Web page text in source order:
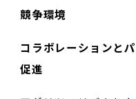
競争環境
コラボレーションと
促進